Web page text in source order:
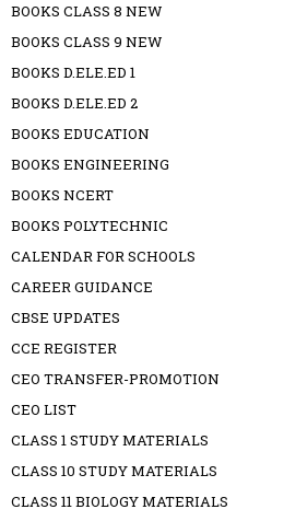
BOOKS CLASS 8 NEW
BOOKS CLASS 9 NEW
BOOKS D.ELE.ED 1
BOOKS D.ELE.ED 2
BOOKS EDUCATION
BOOKS ENGINEERING
BOOKS NCERT
BOOKS POLYTECHNIC
CALENDAR FOR SCHOOLS
CAREER GUIDANCE
CBSE UPDATES
CCE REGISTER
CEO TRANSFER-PROMOTION
CEO LIST
CLASS 1 STUDY MATERIALS
CLASS 10 STUDY MATERIALS
CLASS 11 BIOLOGY MATERIALS